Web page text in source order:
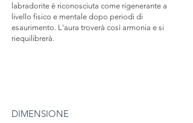
labradorite è riconosciuta come rigenerante a
livello fisico e mentale dopo periodi di
esaurimento. L'aura troverà così armonia e si
riequilibrerà.
DIMENSIONE